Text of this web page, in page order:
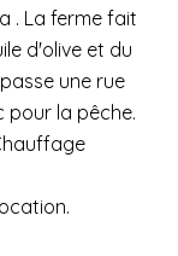
. La ferme fait
d'olive et du
une rue
pour la pêche.